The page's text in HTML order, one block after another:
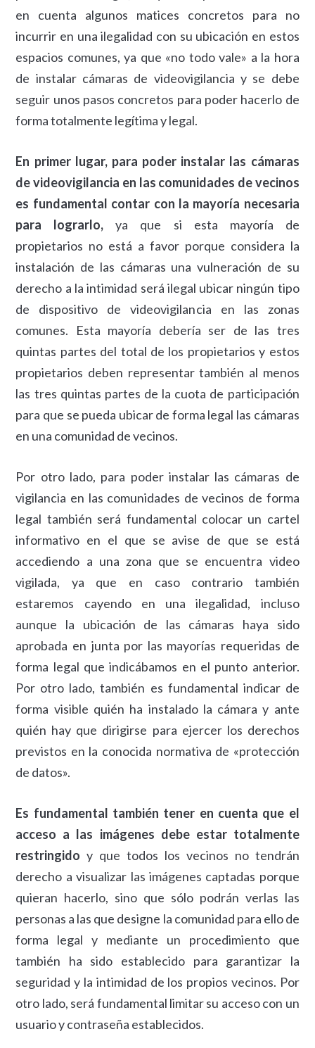
en cuenta algunos matices concretos para no
incurrir en una ilegalidad con su ubicación en estos
espacios comunes, ya que «no todo vale» a la hora
de instalar cámaras de videovigilancia y se debe
seguir unos pasos concretos para poder hacerlo de
forma totalmente legítima y legal.
En primer lugar, para poder instalar las cámaras
de videovigilancia en las comunidades de vecinos
es fundamental contar con la mayoría necesaria
para lograrlo, ya que si esta mayoría de
propietarios no está a favor porque considera la
instalación de las cámaras una vulneración de su
derecho a la intimidad será ilegal ubicar ningún tipo
de dispositivo de videovigilancia en las zonas
comunes. Esta mayoría debería ser de las tres
quintas partes del total de los propietarios y estos
propietarios deben representar también al menos
las tres quintas partes de la cuota de participación
para que se pueda ubicar de forma legal las cámaras
en una comunidad de vecinos.
Por otro lado, para poder instalar las cámaras de
vigilancia en las comunidades de vecinos de forma
legal también será fundamental colocar un cartel
informativo en el que se avise de que se está
accediendo a una zona que se encuentra video
vigilada, ya que en caso contrario también
estaremos cayendo en una ilegalidad, incluso
aunque la ubicación de las cámaras haya sido
aprobada en junta por las mayorías requeridas de
forma legal que indicábamos en el punto anterior.
Por otro lado, también es fundamental indicar de
forma visible quién ha instalado la cámara y ante
quién hay que dirigirse para ejercer los derechos
previstos en la conocida normativa de «protección
de datos».
Es fundamental también tener en cuenta que el
acceso a las imágenes debe estar totalmente
restringido y que todos los vecinos no tendrán
derecho a visualizar las imágenes captadas porque
quieran hacerlo, sino que sólo podrán verlas las
personas a las que designe la comunidad para ello de
forma legal y mediante un procedimiento que
también ha sido establecido para garantizar la
seguridad y la intimidad de los propios vecinos. Por
otro lado, será fundamental limitar su acceso con un
usuario y contraseña establecidos.